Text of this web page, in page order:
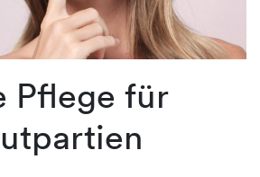
Pflege für